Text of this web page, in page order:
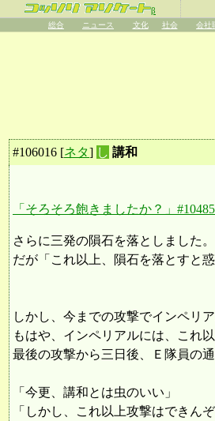
β
総合 ニュース 文化 社会 会社
#106016 [ネタ] し 講和
「そろそろ飽きましたか？」
さらに三発の隕石を落としました。
だが「これ以上、隕石を落とすと
しかし、今までの攻撃でインペリ
もはや、インペリアルには、これ
最後の攻撃から三日後、Ｅ隊員の
「今更、講和とは虫のいい」
「しかし、これ以上攻撃はできんぞ